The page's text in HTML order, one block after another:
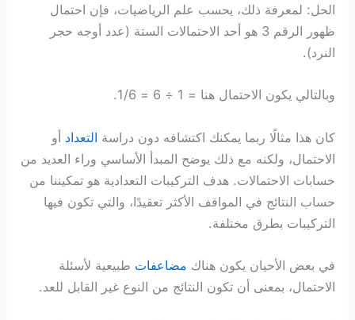
الحل: لمعرفة ذلك، يحسب علم الرياضيات، فإن احتمال
ظهور الرقم 3 هو أحد الاحتمالات الستة (عدد أوجه حجر
النرد).
وبالتالي يكون الاحتمال هنا = 1 ÷ 6 = 1/6.
كان هذا مثالًا ربما يمكنك اكتشافه دون دراسة التعداد أو
الاحتمال، ولكنه مع ذلك يوضح المبدأ الأساسي وراء العديد من
حسابات الاحتمالات. هدف التركيبات التعدادية هو تمكيننا من
حساب النتائج في المواقف الأكثر تعقيدًا، والتي تكون فيها
التركيبات بطرق مختلفة.
في بعض الأحيان يكون هناك مضاعفات طبيعية لأسئلة
الاحتمال، بمعنى أن تكون النتائج من النوع غير القابل للعد.